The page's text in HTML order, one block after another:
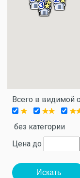
Всего в видимой
без категории
Цена до
Искать